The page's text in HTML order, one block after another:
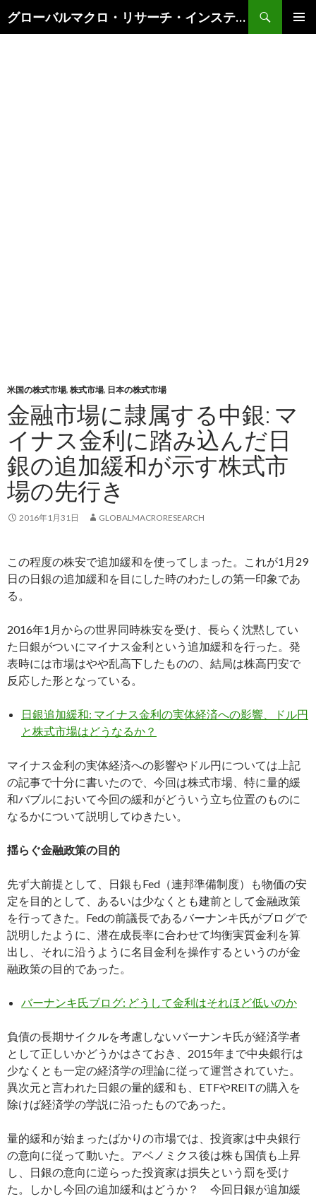
グローバルマクロ・リサーチ・インスティテュート
索
米国の株式市場, 株式市場, 日本の株式市場
金融市場に隷属する中銀: マ
イナス金利に踏み込んだ日
銀の追加緩和が示す株式市
場の先行き
2016年1月31日 GLOBALMACRORESEARCH
この程度の株安で追加緩和を使ってしまった。これが1月29
日の日銀の追加緩和を目にした時のわたしの第一印象であ
る。
2016年1月からの世界同時株安を受け、長らく沈黙してい
た日銀がついにマイナス金利という追加緩和を行った。発
表時には市場はやや乱高下したものの、結局は株高円安で
反応した形となっている。
日銀追加緩和: マイナス金利の実体経済への影響、ドル円
と株式市場はどうなるか？
マイナス金利の実体経済への影響やドル円については上記
の記事で十分に書いたので、今回は株式市場、特に量的緩
和バブルにおいて今回の緩和がどういう立ち位置のものに
なるかについて説明してゆきたい。
揺らぐ金融政策の目的
先ず大前提として、日銀もFed（連邦準備制度）も物価の安
定を目的として、あるいは少なくとも建前として金融政策
を行ってきた。Fedの前議長であるバーナンキ氏がブログで
説明したように、潜在成長率に合わせて均衡実質金利を算
出し、それに沿うように名目金利を操作するというのが金
融政策の目的であった。
バーナンキ氏ブログ: どうして金利はそれほど低いのか
負債の長期サイクルを考慮しないバーナンキ氏が経済学者
として正しいかどうかはさておき、2015年まで中央銀行は
少なくとも一定の経済学の理論に従って運営されていた。
異次元と言われた日銀の量的緩和も、ETFやREITの購入を
除けば経済学の学説に沿ったものであった。
量的緩和が始まったばかりの市場では、投資家は中央銀行
の意向に従って動いた。アベノミクス後は株も国債も上昇
し、日銀の意向に逆らった投資家は損失という罰を受け
た。しかし今回の追加緩和はどうか？ 今回日銀が追加緩